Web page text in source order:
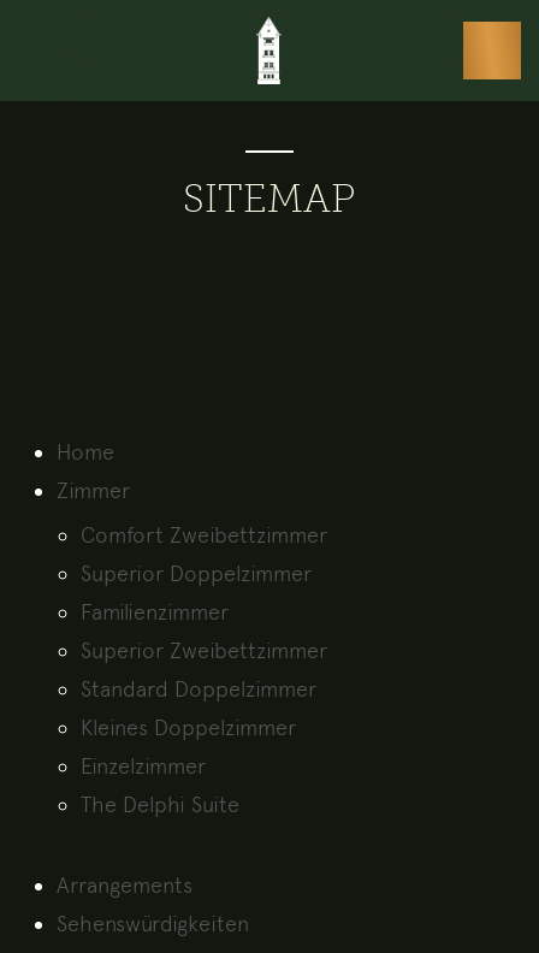
SITEMAP
Home
Zimmer
Comfort Zweibettzimmer
Superior Doppelzimmer
Familienzimmer
Superior Zweibettzimmer
Standard Doppelzimmer
Kleines Doppelzimmer
Einzelzimmer
The Delphi Suite
Arrangements
Sehenswürdigkeiten